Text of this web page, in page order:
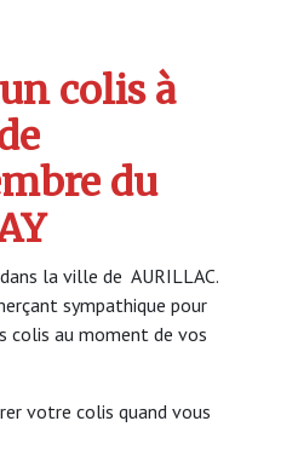
colis à
du
la ville de AURILLAC.
sympathique pour
colis au moment de vos
votre colis quand vous